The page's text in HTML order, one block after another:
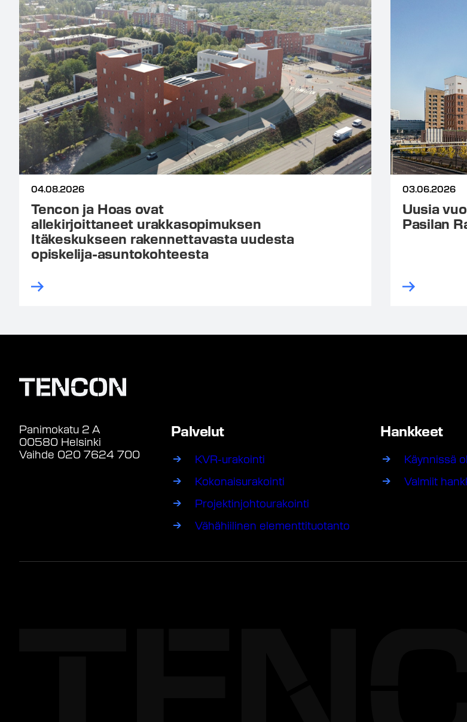
04.08.2026
Tencon ja Hoas ovat
allekirjoittaneet urakkasopimuksen
Itäkeskukseen rakennettavasta uudesta
opiskelija-asuntokohteesta
03.06.2026
Uusia
Pasilan
Panimokatu 2 A
00580 Helsinki
Vaihde 020 7624 700
Palvelut
KVR-urakointi
Kokonaisurakointi
Projektinjohtourakointi
Vähähiilinen elementtituotanto
Hankkeet
Käynnissä
Valmiit